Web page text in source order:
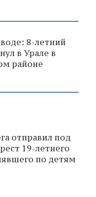
8-летний
в Урале в
районе
отправил под
19-летнего
по детям